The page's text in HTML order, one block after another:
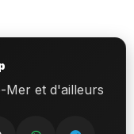
Mer et d'ailleurs